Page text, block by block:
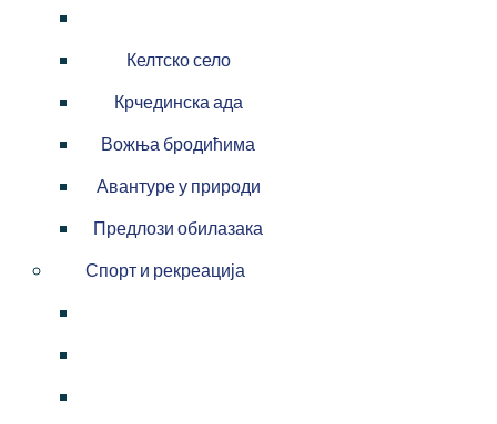
Келтско село
Крчединска ада
Вожња бродићима
Авантуре у природи
Предлози обилазака
Спорт и рекреација